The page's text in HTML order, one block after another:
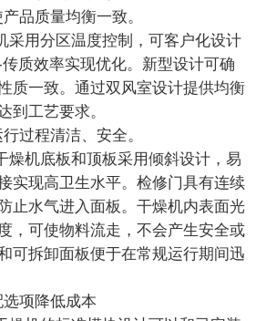
品质量均衡一致。
用分区温度控制，可客户化设计
质效率实现优化。新型设计可确
质一致。通过双风室设计提供均衡
到工艺要求。
过程清洁、安全。
机底板和顶板采用倾斜设计，易
实现高卫生水平。检修门具有连续
止水气进入面板。干燥机内表面光
，可使物料流走，不会产生安全或
可拆卸面板便于在常规运行期间迅
项降低成本